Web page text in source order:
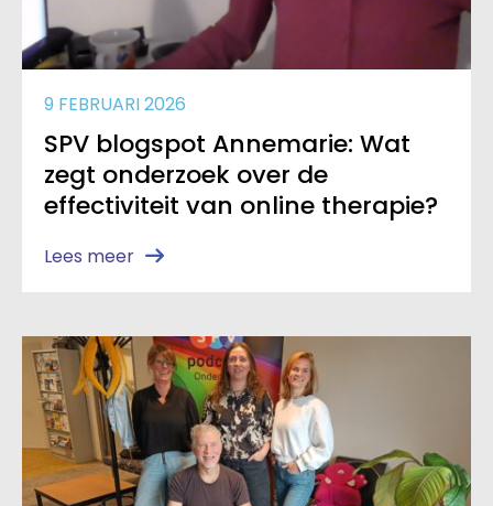
9 FEBRUARI 2026
SPV blogspot Annemarie: Wat
zegt onderzoek over de
effectiviteit van online therapie?
Lees meer